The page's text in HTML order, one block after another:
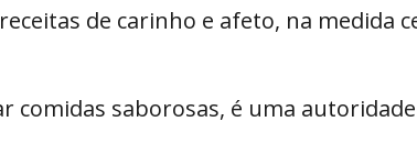
de carinho e afeto, na medida
comidas saborosas, é uma